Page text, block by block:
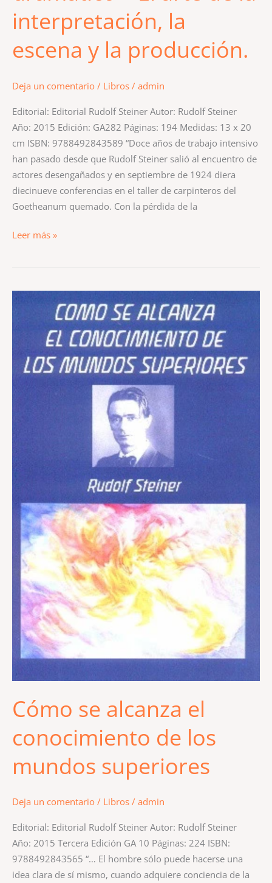
interpretación, la
escena y la producción.
Deja un comentario / Libros / admin
Editorial: Editorial Rudolf Steiner Autor: Rudolf Steiner
Año: 2015 Edición: GA282 Páginas: 194 Medidas: 13 x 20
cm ISBN: 9788492843589 “Doce años de trabajo intensivo
han pasado desde que Rudolf Steiner salió al encuentro de
actores desengañados y en septiembre de 1924 diera
diecinueve conferencias en el taller de carpinteros del
Goetheanum quemado. Con la pérdida de la
la
escena
y
la
Leer más »
Cómo se alcanza el
conocimiento de los
mundos superiores
Deja un comentario / Libros / admin
Editorial: Editorial Rudolf Steiner Autor: Rudolf Steiner
Año: 2015 Tercera Edición GA 10 Páginas: 224 ISBN:
9788492843565 “… El hombre sólo puede hacerse una
idea clara de sí mismo, cuando adquiere conciencia de la
Cómo
conocimiento
de